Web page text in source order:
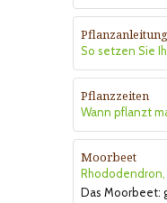
So setzen Sie
Pflanzzeiten
Wann pflanzt
Moorbeet
Rhododendron,
Das Moorbeet: